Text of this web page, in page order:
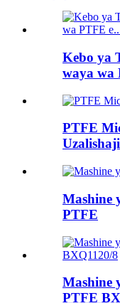
Kebo ya
waya wa
PTFE
Uzalishaji
Mashine
PTFE
Mashine
PTFE